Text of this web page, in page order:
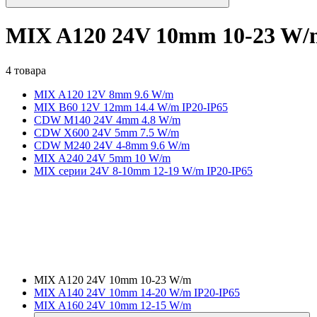
MIX A120 24V 10mm 10-23 W/
4 товара
MIX A120 12V 8mm 9.6 W/m
MIX B60 12V 12mm 14.4 W/m IP20-IP65
CDW M140 24V 4mm 4.8 W/m
CDW X600 24V 5mm 7.5 W/m
CDW M240 24V 4-8mm 9.6 W/m
MIX A240 24V 5mm 10 W/m
MIX серии 24V 8-10mm 12-19 W/m IP20-IP65
MIX A120 24V 10mm 10-23 W/m
MIX A140 24V 10mm 14-20 W/m IP20-IP65
MIX A160 24V 10mm 12-15 W/m